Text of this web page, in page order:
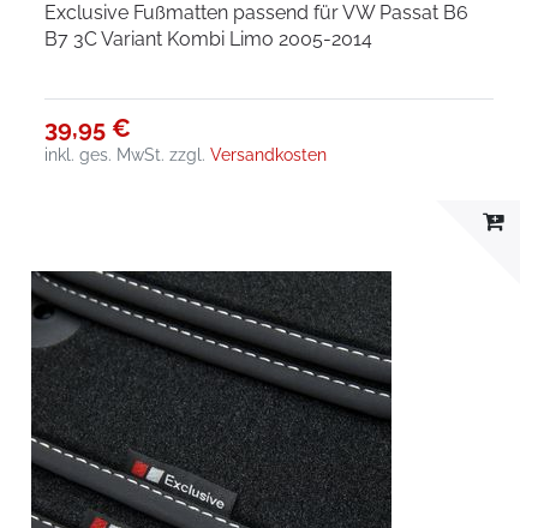
Exclusive Fußmatten passend für VW Passat B6
B7 3C Variant Kombi Limo 2005-2014
39,95 €
inkl. ges. MwSt. zzgl.Versandkosten